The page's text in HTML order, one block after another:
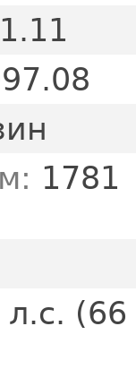
1781
л.с. (66